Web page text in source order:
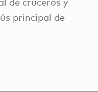
principal de